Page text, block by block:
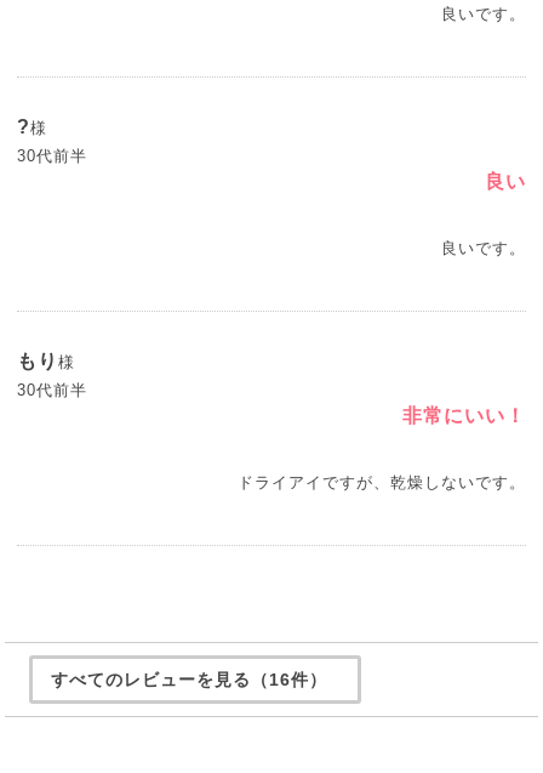
良いです。
?様
30代前半
良い
良いです。
もり様
30代前半
非常にいい！
ドライアイですが、乾燥しないです。
すべてのレビューを見る（16件）